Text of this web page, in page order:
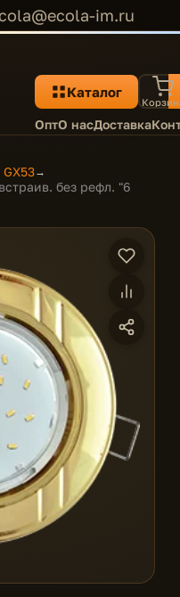
im.ru
Каталог
ОптО насДоставка
→
без рефл. "6